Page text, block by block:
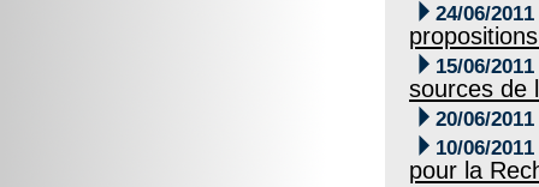
 24/06/2011
 15/06/2011
sources de
 20/06/2011
 10/06/2011
pour la